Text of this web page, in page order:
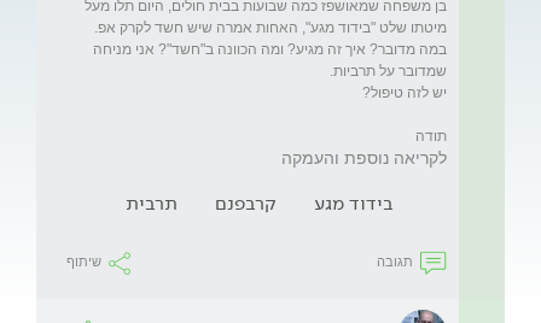
בן משפחה שמאושפז כמה שבועות בבית חולים, היום תלו מעל
במה מדובר? איך זה מגיע? ומה הכוונה ב"חשד"? אני מניחה
תודה
לקריאה נוספת והעמקה
בידוד מגע קרבפנם תרבית
תגובה שיתוף